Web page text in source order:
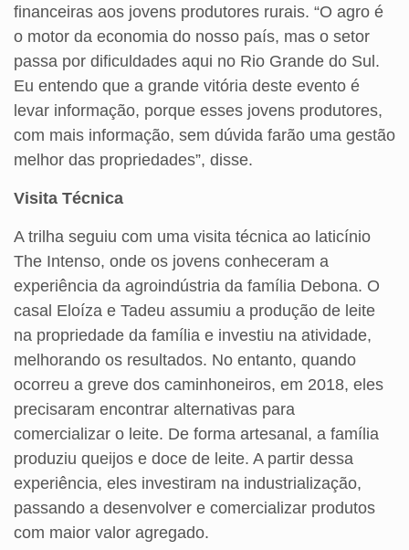
financeiras aos jovens produtores rurais. “O agro é
o motor da economia do nosso país, mas o setor
passa por dificuldades aqui no Rio Grande do Sul.
Eu entendo que a grande vitória deste evento é
levar informação, porque esses jovens produtores,
com mais informação, sem dúvida farão uma gestão
melhor das propriedades”, disse.
Visita Técnica
A trilha seguiu com uma visita técnica ao laticínio
The Intenso, onde os jovens conheceram a
experiência da agroindústria da família Debona. O
casal Eloíza e Tadeu assumiu a produção de leite
na propriedade da família e investiu na atividade,
melhorando os resultados. No entanto, quando
ocorreu a greve dos caminhoneiros, em 2018, eles
precisaram encontrar alternativas para
comercializar o leite. De forma artesanal, a família
produziu queijos e doce de leite. A partir dessa
experiência, eles investiram na industrialização,
passando a desenvolver e comercializar produtos
com maior valor agregado.